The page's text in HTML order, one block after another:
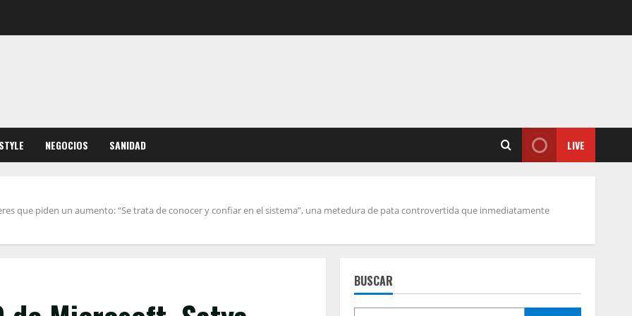
NEGOCIOS SANIDAD LIVE
que piden un aumento: “Se trata de conocer y confiar en el sistema”, una metedura de pata controvertida que inmediatamente
BUSCAR